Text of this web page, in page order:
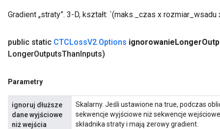
Gradient „straty”. 3-D, kształt: `(maks._czas x
public static CTCLossV2.Options ignorowanieLonger
LongerOutputsThanInputs)
Parametry
ignoruj ​​dłuższe
dane wyjściowe
niż wejścia
Skalarny. Jeśli ustawione na true, podczas
sekwencje wyjściowe niż sekwencje
składnika straty i mają zerowy gradient.